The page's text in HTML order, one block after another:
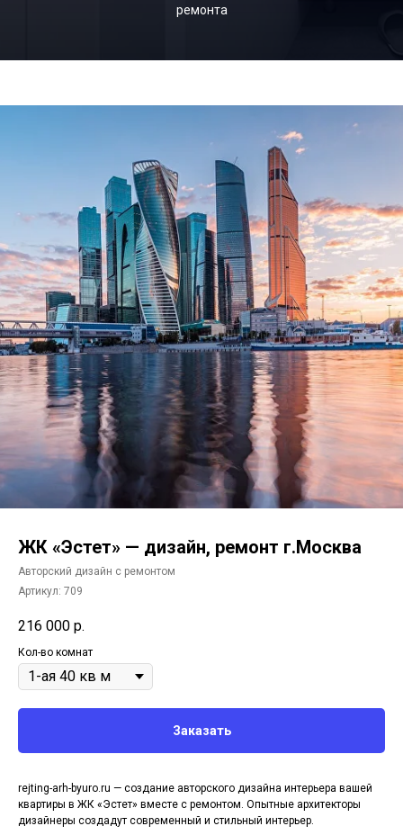
ремонта
ЖК «Эстет» — дизайн, ремонт г.Москва
Авторский дизайн с ремонтом
Артикул: 709
216 000 р.
Кол-во комнат
Заказать
rejting-arh-byuro.ru — создание авторского дизайна интерьера вашей
квартиры в ЖК «Эстет» вместе с ремонтом. Опытные архитекторы
дизайнеры создадут современный и стильный интерьер.